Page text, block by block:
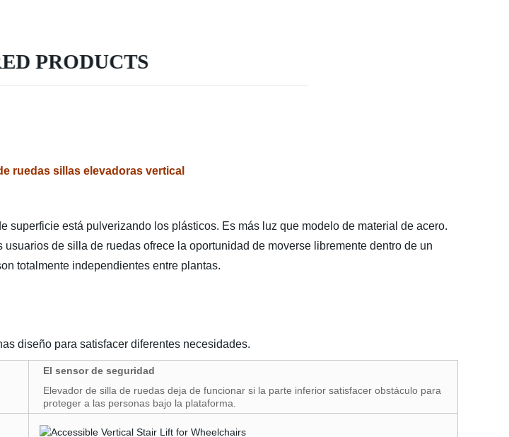
PRODUCTS
ruedas sillas elevadoras vertical
está pulverizando los plásticos. Es más luz que modelo de material de acero.
de silla de ruedas ofrece la oportunidad de moverse libremente dentro de un
totalmente independientes entre plantas.
diseño para satisfacer diferentes necesidades.
El sensor de seguridad
Elevador de silla de ruedas deja de funcionar si la parte inferior satisfacer obstáculo para
proteger a las personas bajo la plataforma.